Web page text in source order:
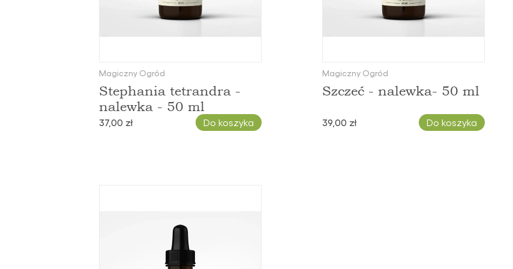
Magiczny Ogród
Stephania tetrandra -
nalewka - 50 ml
37,00 zł Do koszyka
Magiczny Ogród
Szczeć - nalewka- 50 ml
39,00 zł Do koszyka